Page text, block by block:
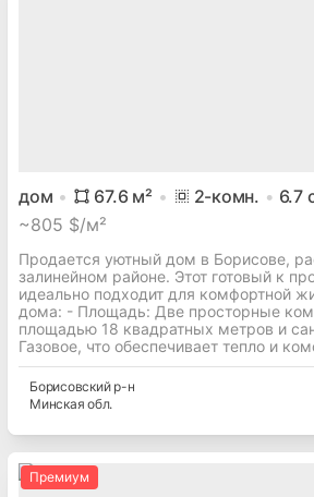
дом 67.6м² 2-комн. 6.7
~805 $/м²
Продается уютный дом в Борисове,
залинейном районе. Этот готовый к
идеально подходит для комфортной
дома: - Площадь: Две просторные
площадью 18 квадратных метров и
Газовое, что обеспечивает тепло и
Борисовскийр-н
Минская обл.
Премиум